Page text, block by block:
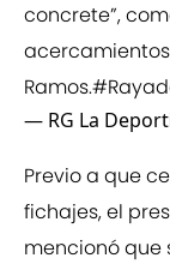
concrete”,
Ramos.
— RG La
Previo a que
fichajes, el
mencionó que